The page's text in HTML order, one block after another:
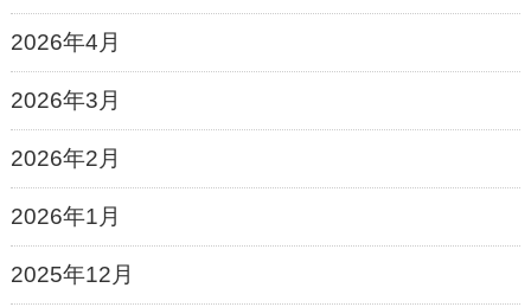
2026年4月
2026年3月
2026年2月
2026年1月
2025年12月